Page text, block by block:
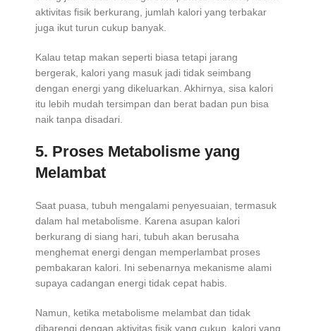
aktivitas fisik berkurang, jumlah kalori yang terbakar
juga ikut turun cukup banyak.
Kalau tetap makan seperti biasa tetapi jarang
bergerak, kalori yang masuk jadi tidak seimbang
dengan energi yang dikeluarkan. Akhirnya, sisa kalori
itu lebih mudah tersimpan dan berat badan pun bisa
naik tanpa disadari.
5. Proses Metabolisme yang
Melambat
Saat puasa, tubuh mengalami penyesuaian, termasuk
dalam hal metabolisme. Karena asupan kalori
berkurang di siang hari, tubuh akan berusaha
menghemat energi dengan memperlambat proses
pembakaran kalori. Ini sebenarnya mekanisme alami
supaya cadangan energi tidak cepat habis.
Namun, ketika metabolisme melambat dan tidak
dibarengi dengan aktivitas fisik yang cukup, kalori yang